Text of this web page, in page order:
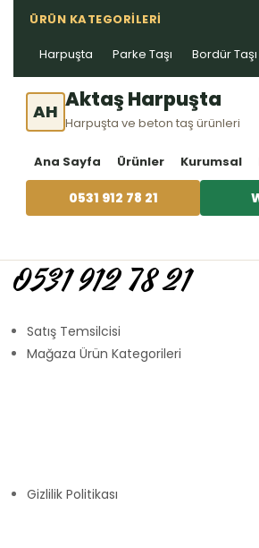
ÜRÜN KATEGORILERI
Harpuşta Parke Taşı Bordür Taşı
AH Aktaş Harpuşta
Harpuşta ve beton taş ürünleri
Ana Sayfa Ürünler Kurumsal
0531 912 78 21
0531 912 78 21
Satış Temsilcisi
Mağaza Ürün Kategorileri
Gizlilik Politikası